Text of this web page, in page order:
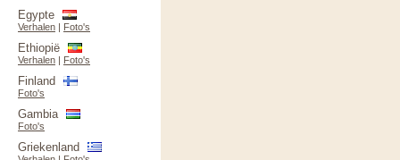
Egypte
Verhalen | Foto's
Ethiopië
Verhalen | Foto's
Finland
Foto's
Gambia
Foto's
Griekenland